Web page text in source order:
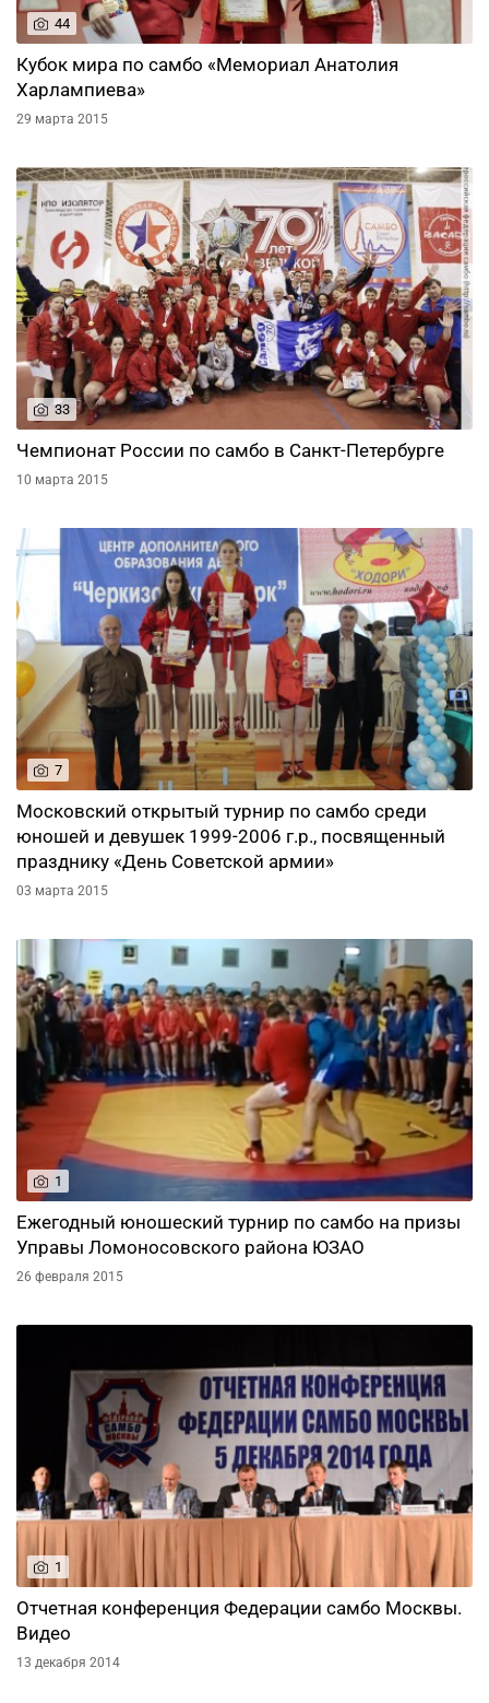
44
Кубок мира по самбо «Мемориал Анатолия
Харлампиева»
29 марта 2015
33
Чемпионат России по самбо в Санкт-Петербурге
10 марта 2015
7
Московский открытый турнир по самбо среди
юношей и девушек 1999-2006 г.р., посвященный
празднику «День Советской армии»
03 марта 2015
1
Ежегодный юношеский турнир по самбо на призы
Управы Ломоносовского района ЮЗАО
26 февраля 2015
1
Отчетная конференция Федерации самбо Москвы.
Видео
13 декабря 2014